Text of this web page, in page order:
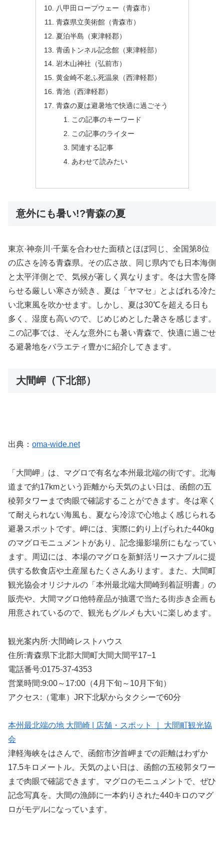
八甲田ロープウェー（青森市）
青森県立美術館（青森市）
夏泊半島（東津軽郡）
青函トンネル記念館（東津軽部）
岩木山神社（弘前市）
黄金崎不老ふ死温泉（西津軽郡）
青池（西津軽郡）
青森の夏は避暑地で快適に過ごそう
この記事のキーワード
この記事のライター
関連する記事
あわせて読みたい
意外にも暑い!?青森の夏
東京·神奈川·千葉を合わせた面積とほぼ同じ、全国第8位
の広さを誇る青森県。その広さ故、同じ県内でも日本海側
と太平洋側とで、気候が著しく異なります。冬は大雪を降
らせる厳しい寒さが続き、夏は「ヤマセ」とよばれる冷た
い北東風を吹かせます。しかし、夏は30℃を超える日も
多く、湿度も高いので、じめじめとした暑さを感じます。
この記事では、そんな意外にも暑い青森で、快適に過ごせ
る避暑地をバラエティ豊かに紹介してきます。
大間岬（下北部）
出典： oma-wide.net
「大間岬」は、マグロで有名な本州最北端の街です。北海
道まで約17kmという距離から天気のよい日は、函館の五
稜郭タワーまで肉眼で確認することができます。冬は寒く
て耐えられない海風も、夏なら冷涼で心地よく感じられる
避暑スポットです。岬には、実際に釣り上げられた440kg
のマグロモニュメントがあり、記念撮影場所にもなってい
ます。周辺には、本場のマグロを新鮮活リースナブルに提
供する飲食店や土産屋もたくさんあります。また、大間町
観光協会オリジナルの「本州最北端大間崎到着証明書」の
販売や、大間マグロ他特産品が抽選で当たる街歩き企画も
用意されているので、観光もグルメも大いに楽しめます。
観光案内所·大間崎レストハウス
住所:青森県下北郡大間町大間大間平17−1
電話番号:0175-37-4353
営業時間:9:00～17:00（4月下旬～10月下旬）
アクセス:（電車）JR下北駅からタクシーで60分
本州最北端の地 大間崎 | 店舗・スポット ｜ 大間町観光協
会
津軽海峡をはさんで、函館市汐首岬までの距離はわずか
17.5キロメートル。天気のよい日は、函館の五稜郭タワー
まで肉眼で確認できます。マグロのモニュメントで、ぜひ
記念写真を。大間の漁師に一本釣りされた440キロのマグ
ロがモデルになっています。